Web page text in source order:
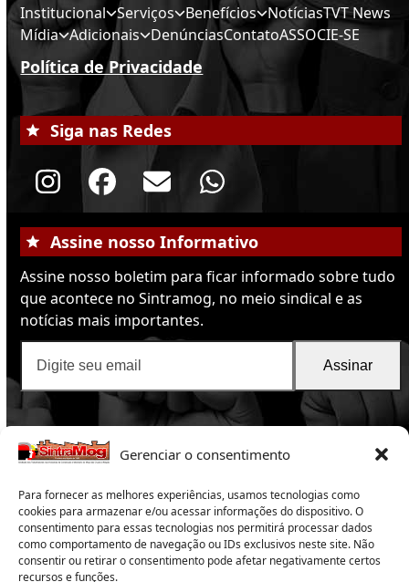
Gerenciar o consentimento
Para fornecer as melhores experiências, usamos tecnologias como
cookies para armazenar e/ou acessar informações do dispositivo. O
consentimento para essas tecnologias nos permitirá processar dados
como comportamento de navegação ou IDs exclusivos neste site. Não
consentir ou retirar o consentimento pode afetar negativamente certos
recursos e funções.
Institucional Serviços Benefícios NotíciasTVT News
Mídia Adicionais DenúnciasContatoASSOCIE-SE
Política de Privacidade
Siga nas Redes
Instagram
Facebook
EmailWhatsapp
Assine nosso Informativo
Assine nosso boletim para ficar informado sobre tudo
que acontece no Sintramog, no meio sindical e as
notícias mais importantes.
seu
email
Assinar
SintraMog2025 -Sindicato dos Trabalhadores nas